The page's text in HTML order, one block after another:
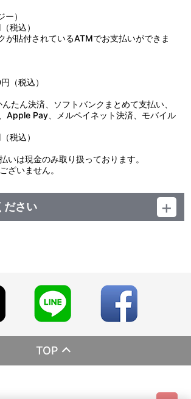
）
税込）
が貼付されているATMでお支払いができま
（税込）
たん決済、ソフトバンクまとめて支払い、
Apple Pay、メルペイネット決済、モバイル
税込）
いは現金のみ取り扱っております。
ざいません。
ださい
TOP